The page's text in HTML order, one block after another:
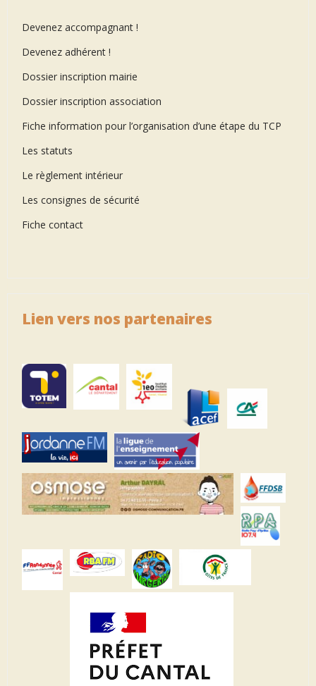
Devenez accompagnant !
Devenez adhérent !
Dossier inscription mairie
Dossier inscription association
Fiche information pour l’organisation d’une étape du TCP
Les statuts
Le règlement intérieur
Les consignes de sécurité
Fiche contact
Lien vers nos partenaires